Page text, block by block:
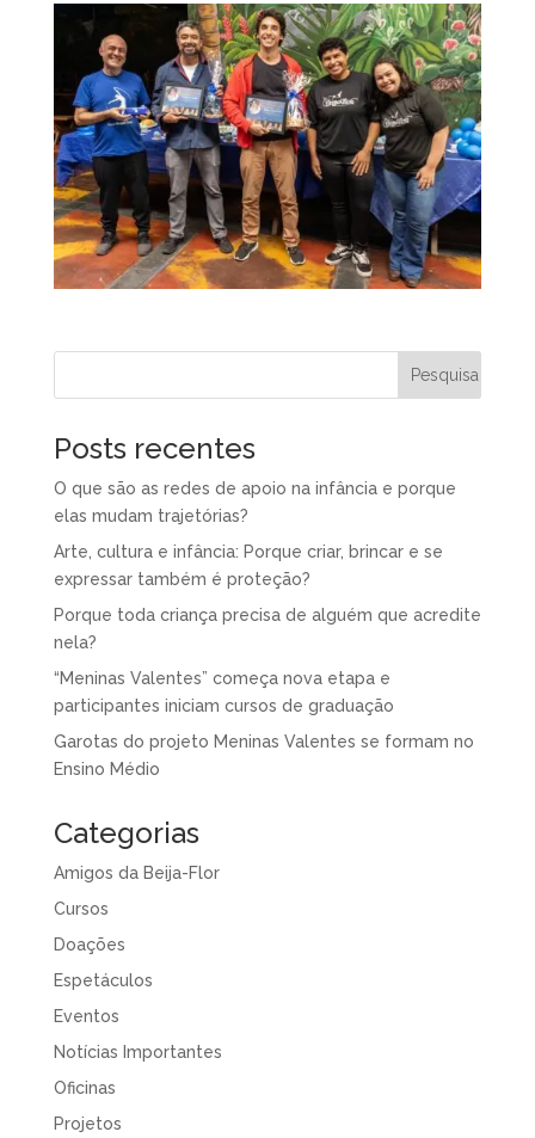
Posts recentes
O que são as redes de apoio na infância e porque
elas mudam trajetórias?
Arte, cultura e infância: Porque criar, brincar e se
expressar também é proteção?
Porque toda criança precisa de alguém que acredite
nela?
“Meninas Valentes” começa nova etapa e
participantes iniciam cursos de graduação
Garotas do projeto Meninas Valentes se formam no
Ensino Médio
Categorias
Amigos da Beija-Flor
Cursos
Doações
Espetáculos
Eventos
Notícias Importantes
Oficinas
Projetos